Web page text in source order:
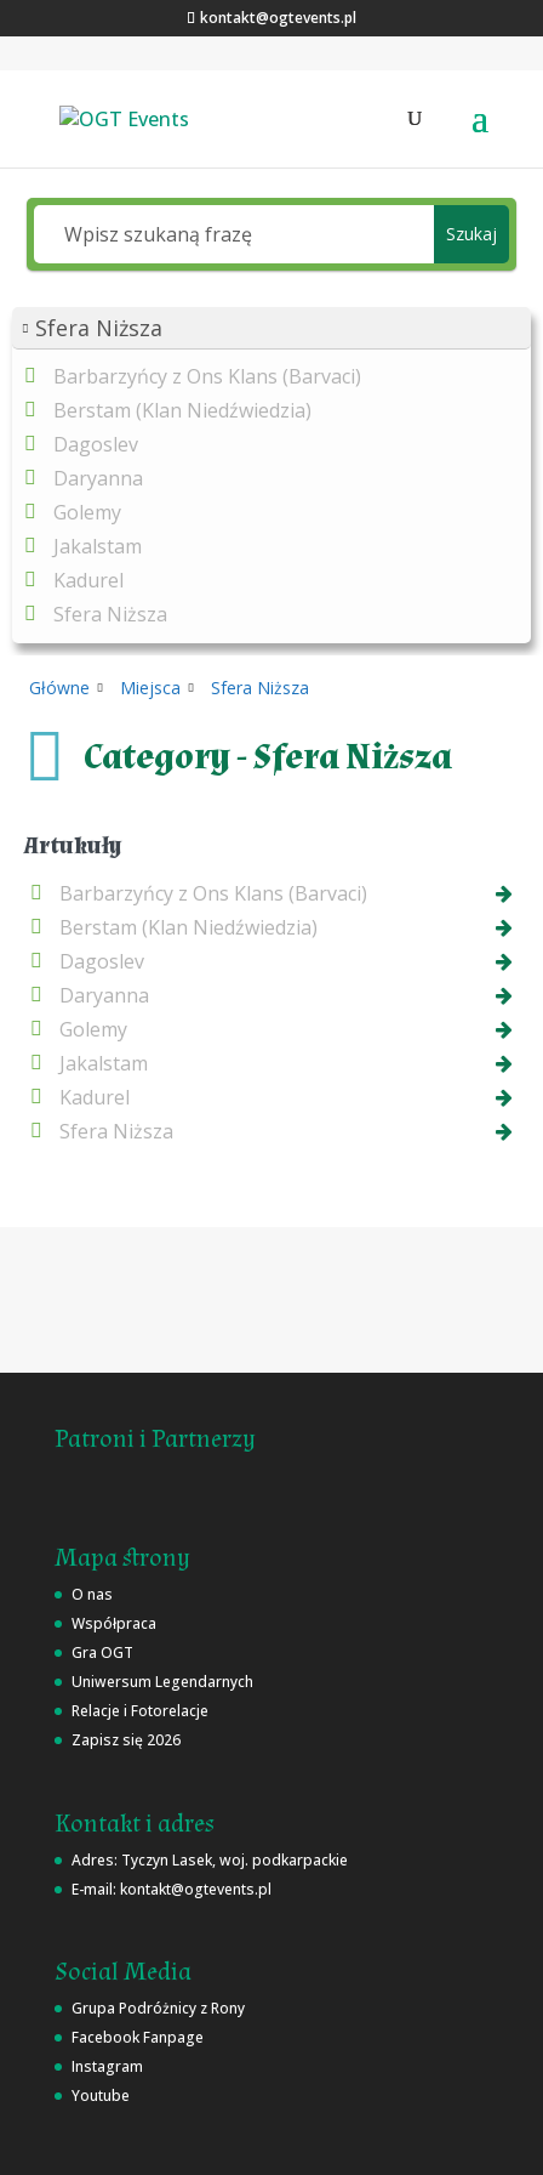
kontakt@ogtevents.pl
Jakiej wiedzy o Ronie szukasz?
Szukaj
Sfera Niższa
Barbarzyńcy z Ons Klans (Barvaci)
Berstam (Klan Niedźwiedzia)
Dagoslev
Daryanna
Golemy
Jakalstam
Kadurel
Sfera Niższa
Główne Miejsca Sfera Niższa
Category - Sfera Niższa
Artukuły
Barbarzyńcy z Ons Klans (Barvaci)
Berstam (Klan Niedźwiedzia)
Dagoslev
Daryanna
Golemy
Jakalstam
Kadurel
Sfera Niższa
Patroni i Partnerzy
Mapa strony
O nas
Współpraca
Gra OGT
Uniwersum Legendarnych
Relacje i Fotorelacje
Zapisz się 2026
Kontakt i adres
Adres: Tyczyn Lasek, woj. podkarpackie
E-mail: kontakt@ogtevents.pl
Social Media
Grupa Podróżnicy z Rony
Facebook Fanpage
Instagram
Youtube